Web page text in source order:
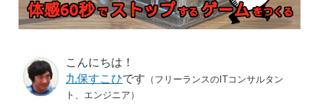
こんにちは！
九保すこひです （フリーランスのITコンサルタン
ト、エンジニア）